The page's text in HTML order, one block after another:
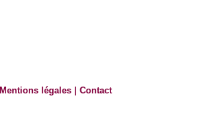
Mentions légales |Contact